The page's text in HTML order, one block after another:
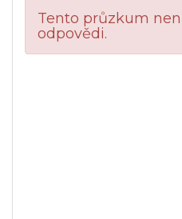
Tento průzkum
odpovědi.